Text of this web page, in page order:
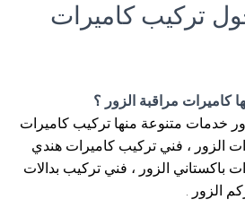
تركيب كاميرات
كاميرات مراقبة الزور ؟
خدمات متنوعة منها تركيب كاميرات
الزور ، فني تركيب كاميرات هندي
باكستاني الزور ، فني تركيب بدالات
الزور .